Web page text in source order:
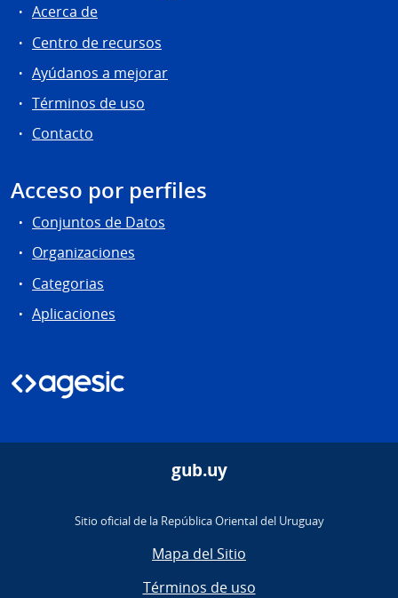
Acerca de
Centro de recursos
Ayúdanos a mejorar
Términos de uso
Contacto
Acceso por perfiles
Conjuntos de Datos
Organizaciones
Categorias
Aplicaciones
gub.uy
Sitio oficial de la República Oriental del Uruguay
Mapa del Sitio
Términos de uso